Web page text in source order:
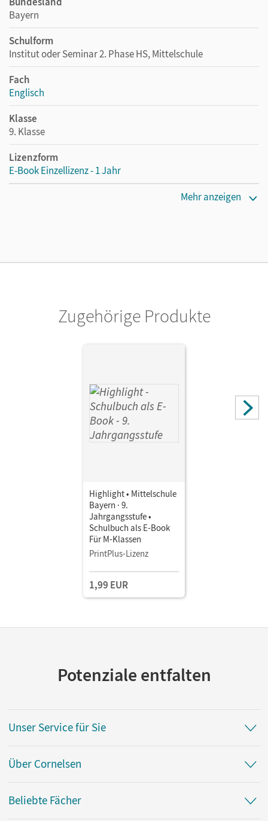
Bayern
Schulform
Institut oder Seminar 2. Phase HS, Mittelschule
Fach
Englisch
Klasse
9. Klasse
Lizenzform
E-Book Einzellizenz - 1 Jahr
Privatpersonen, die nur mit dem E-Book arbeiten.
Mehr anzeigen
Zugehörige Produkte
Highlight • Mittelschule
Bayern · 9.
Jahrgangsstufe •
Schulbuch als E-Book
Für M-Klassen
PrintPlus-Lizenz
1,99 EUR
Potenziale entfalten
Unser Service für Sie
Über Cornelsen
Beliebte Fächer